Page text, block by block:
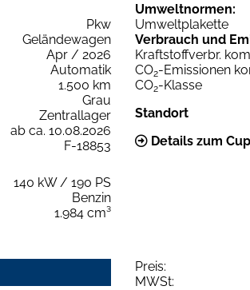
Pkw
Geländewagen
Apr / 2026
Automatik
1.500 km
Grau
Zentrallager
ab ca. 10.08.2026
F-18853
140 kW / 190 PS
Benzin
1.984 cm³
Umweltnormen:
Umweltplakette
Verbrauch und
Kraftstoffverbr.
CO2-Emissionen
CO2-Klasse
Standort
Details zum
Preis:
MWSt: